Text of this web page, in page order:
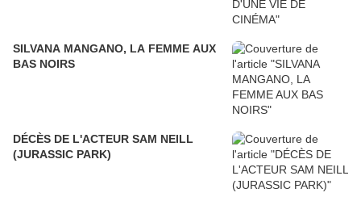
SILVANA MANGANO, LA FEMME AUX
BAS NOIRS
DÉCÈS DE L'ACTEUR SAM NEILL
(JURASSIC PARK)